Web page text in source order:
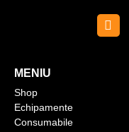
MENIU
Shop
Echipamente
Consumabile